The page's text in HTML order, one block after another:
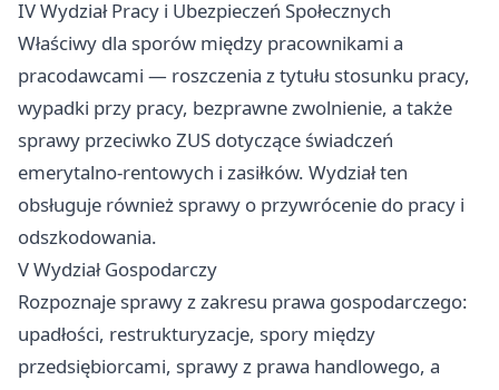
IV Wydział Pracy i Ubezpieczeń Społecznych
Właściwy dla sporów między pracownikami a
pracodawcami — roszczenia z tytułu stosunku pracy,
wypadki przy pracy, bezprawne zwolnienie, a także
sprawy przeciwko ZUS dotyczące świadczeń
emerytalno-rentowych i zasiłków. Wydział ten
obsługuje również sprawy o przywrócenie do pracy i
odszkodowania.
V Wydział Gospodarczy
Rozpoznaje sprawy z zakresu prawa gospodarczego:
upadłości, restrukturyzacje, spory między
przedsiębiorcami, sprawy z prawa handlowego, a